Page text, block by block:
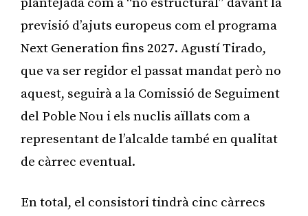
previsió d’ajuts europeus com el programa
Next Generation fins 2027. Agustí Tirado,
que va ser regidor el passat mandat però no
aquest, seguirà a la Comissió de Seguiment
del Poble Nou i els nuclis aïllats com a
representant de l’alcalde també en qualitat
de càrrec eventual.
En total, el consistori tindrà cinc càrrecs